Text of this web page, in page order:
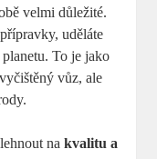
velmi‍ důležité.
uděláte
To je jako
vůz, ale
nakvalitu a